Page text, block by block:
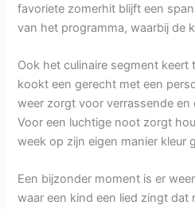
favoriete zomerhit blijft een
van het programma, waarbij de
Ook het culinaire segment keert
kookt een gerecht met een
weer zorgt voor verrassende
Voor een luchtige noot zorgt
week op zijn eigen manier kleur
Een bijzonder moment is er
waar een kind een lied zingt